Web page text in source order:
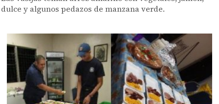
dulce y algunos pedazos de manzana verde.